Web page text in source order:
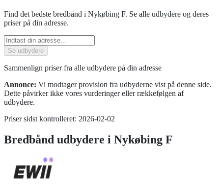
Find det bedste bredbånd i Nykøbing F. Se alle udbydere og deres
priser på din adresse.
Se udbydere
Sammenlign priser fra alle udbydere på din adresse
Annonce: Vi modtager provision fra udbyderne vist på denne side.
Dette påvirker ikke vores vurderinger eller rækkefølgen af
udbydere.
Priser sidst kontrolleret: 2026-02-02
Bredbånd udbydere i Nykøbing F